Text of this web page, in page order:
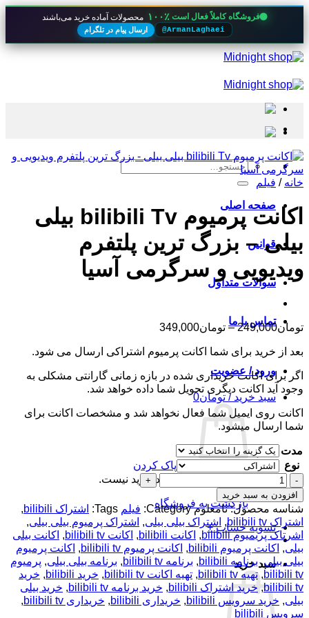
فروشگاه کاملاً فعال است ۱۰۰٪ محصولات آماده خرید می‌باشند
@ArmanLaghaei ارسال پیام در تلگرام
Skip
to
جستجو
برای:
صفحه اصلی
قوانین
سوالات متداول
تماس با ما
ورود / عضویت
سبد خرید / تومان0
هیچ محصولی در سبد خرید نیست.
بازگشت به فروشگاه
تسویه حساب +
سبد خرید
خانه / فیلم
اکانت پرمیوم bilibili Tv بیلی
بیلی – بزرگ ترین پلتفرم
ویدیویی و سرگرمی آسیا
تومان249,000
– تومان349,000محدوده
تومان249,000
تومان349,000
بعد از خرید برای شما اکانت پرمیوم اشتراکی ارسال می شود.
اگر برای اکانت خریداری شده در بازه زمانی گارانتی مشکلی به
وجود آید اکانت دیگری تحویل شما داده خواهد شد.
اکانت روی ایمیل شما فعال نخواهد شد و مشخصات اکانت برای
شما ارسال میشود.
مدت
نوع
پاک کردن
اکانت
پرمیوم
bilibili
Tv
بیلی
بیلی
-
بزرگ
ترین
پلتفرم
ویدیویی
افزودن به سبد خرید
شناسه محصول:نامعلوم Category: فیلم Tags: اشتراک bilibili
,
اشتراک bilibili tv
, اشتراک بیلی بیلی, اشتراک پرمیوم بیلی بیلی,
اشرتاک پریمیوم bilibili
, اکانت bilibili , اکانت bilibili tv , اکانت بیلی
بیلی, اکانت پرمیوم bilibili , اکانت پرمیوم bilibili tv , اکانت پرمیوم
بیلی بیلی,برنامه bilibili , برنامه bilibili tv , برنامه بیلی بیلی, پرمیوم
bilibili tv
,تهیه bilibili tv , تهیه اکانت bilibili tv , خرید bilibili , خرید
bilibili tv
, خرید اشتراک bilibili , خرید برنامه bilibili tv , خرید بیلی
بیلی, خرید سرویس bilibili , خریداری bilibili , خریداری bilibili tv
,
سرویس bilibili